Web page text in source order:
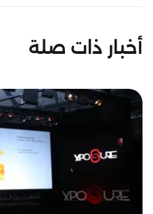
أخبار ذات صلة